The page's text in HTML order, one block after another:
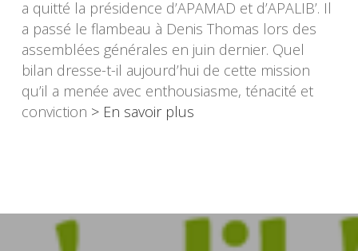
a quitté la présidence d’APAMAD et d’APALIB’. Il
a passé le flambeau à Denis Thomas lors des
assemblées générales en juin dernier. Quel
bilan dresse-t-il aujourd’hui de cette mission
qu’il a menée avec enthousiasme, ténacité et
conviction > En savoir plus